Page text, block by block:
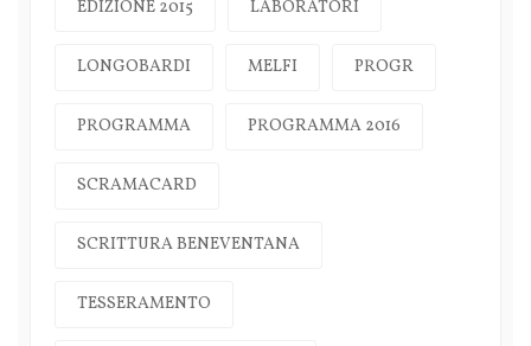
EDIZIONE 2015 LABORATORI
LONGOBARDI MELFI PROGR
PROGRAMMA PROGRAMMA 2016
SCRAMACARD
SCRITTURA BENEVENTANA
TESSERAMENTO